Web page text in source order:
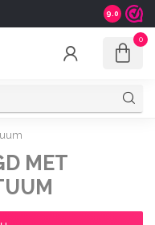
Shipping
9.0
0
MET